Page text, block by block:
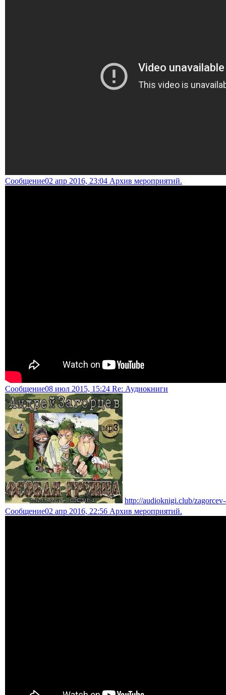
Сообщение02 апр 2016, 23:04 Архив мероприятий.
Сообщение08 июл 2015, 15:24 Re: Аудиокниги
http://audioknigi.club/
Сообщение02 апр 2016, 22:56 Архив мероприятий.